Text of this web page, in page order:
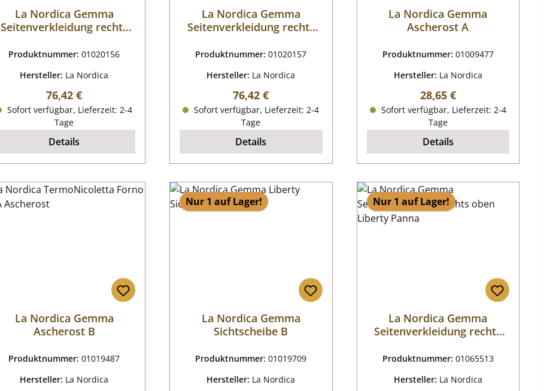
La Nordica Gemma
Seitenverkleidung rechts
Produktnummer:01020156
Hersteller: La Nordica
Regulärer Preis:
76,42 €
Sofort verfügbar, Lieferzeit: 2-4
Tage
Details
La Nordica Gemma
Seitenverkleidung rechts
Produktnummer:01020157
Hersteller: La Nordica
Regulärer Preis:
76,42 €
Sofort verfügbar, Lieferzeit: 2-4
Tage
Details
La Nordica Gemma
Ascherost A
Produktnummer: 01009477
Hersteller: La Nordica
Regulärer Preis:
28,65 €
Sofort verfügbar, Lieferzeit: 2-4
Tage
Details
La Nordica Gemma
Ascherost B
Produktnummer:01019487
Hersteller: La Nordica
Nur 1 auf Lager!
La Nordica Gemma
Sichtscheibe B
Produktnummer:01019709
Hersteller: La Nordica
Nur 1 auf Lager!
La Nordica Gemma
Seitenverkleidung rechts
Produktnummer: 01065513
Hersteller: La Nordica